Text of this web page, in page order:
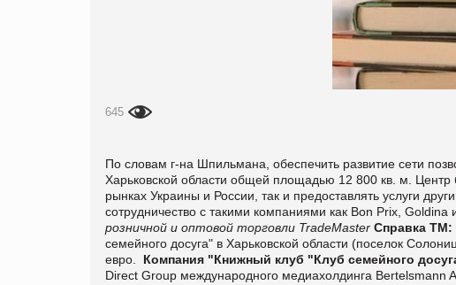
645
По словам г-на Шпильмана, обеспечить развитие сети
Харьковской области общей площадью 12 800 кв. м. Центр
рынках Украины и России, так и предоставлять услуги
сотрудничество с такими компаниями как Bon Prix, Goldina
розничной и оптовой торговли TradeMaster Справка ТМ:
семейного досуга" в Харьковской области (поселок
евро. Компания "Книжный клуб "Клуб семейного
Direct Group международного медиахолдинга